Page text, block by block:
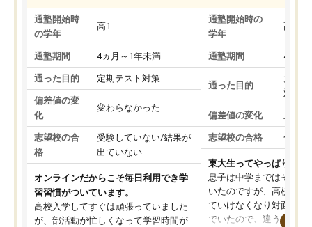
通塾開始時
の学年
高1
通塾期間 4ヵ月～1年未満
通った目的 定期テスト対策
偏差値の変
化
変わらなかった
志望校の合
格
受験していない/結果が
出ていない
オンラインだからこそ毎日利用でき学
習習慣がついています。
高校入学してすぐは頑張っていました
が、部活動が忙しくなって学習時間が
通塾開始時の
学年
高3
通塾期間 4ヵ月
通った目的
大学
対策
偏差値の変化 上が
志望校の合格 合格
東大生ってやっぱりすご
息子は中学まではそこそ
いたのですが、高校に入
ていけなくなり対面の塾
でいたので、違うアプロ